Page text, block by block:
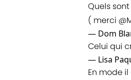
Quels
( merci
— Dom
Celui qui
— Lisa
En mode